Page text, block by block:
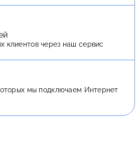
клиентов через наш сервис
мы подключаем Интернет